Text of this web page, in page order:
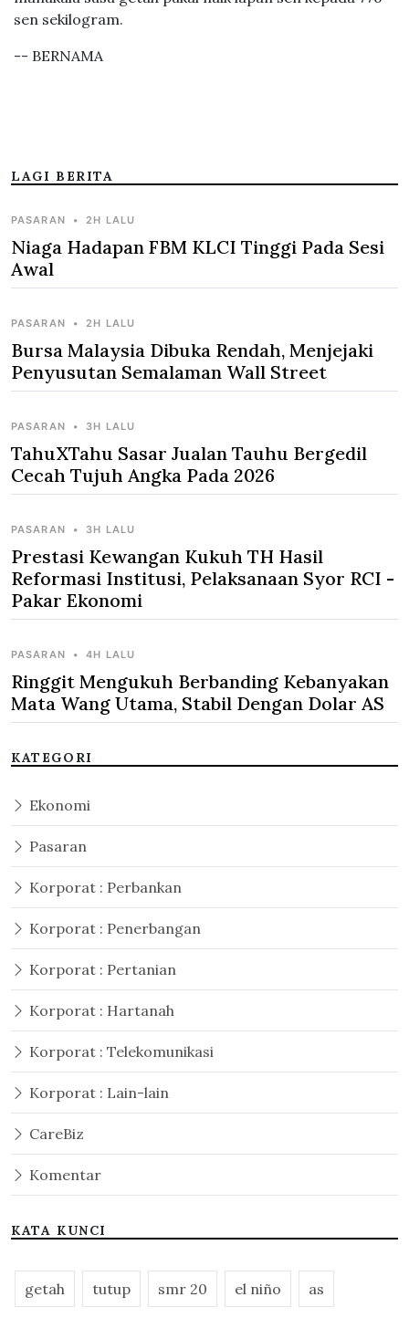
sen sekilogram.
-- BERNAMA
LAGI BERITA
PASARAN • 2H LALU
Niaga Hadapan FBM KLCI Tinggi Pada Sesi
Awal
PASARAN • 2H LALU
Bursa Malaysia Dibuka Rendah, Menjejaki
Penyusutan Semalaman Wall Street
PASARAN • 3H LALU
TahuXTahu Sasar Jualan Tauhu Bergedil
Cecah Tujuh Angka Pada 2026
PASARAN • 3H LALU
Prestasi Kewangan Kukuh TH Hasil
Reformasi Institusi, Pelaksanaan Syor RCI -
Pakar Ekonomi
PASARAN • 4H LALU
Ringgit Mengukuh Berbanding Kebanyakan
Mata Wang Utama, Stabil Dengan Dolar AS
KATEGORI
Ekonomi
Pasaran
Korporat : Perbankan
Korporat : Penerbangan
Korporat : Pertanian
Korporat : Hartanah
Korporat : Telekomunikasi
Korporat : Lain-lain
CareBiz
Komentar
KATA KUNCI
getah tutup smr 20 el niño as